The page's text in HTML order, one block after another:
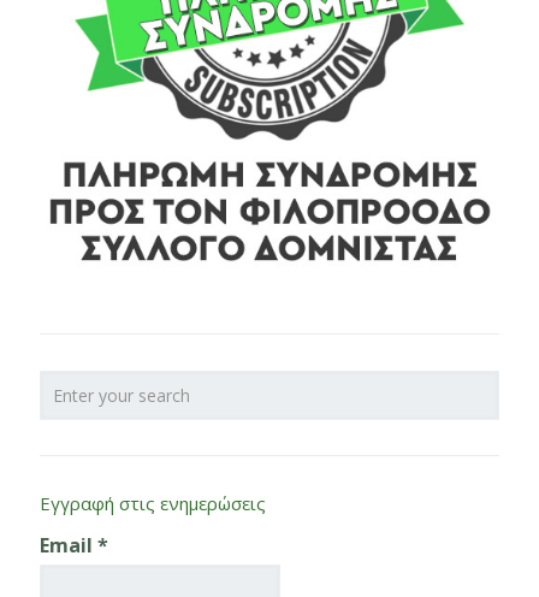
Εγγραφή στις ενημερώσεις
Email *